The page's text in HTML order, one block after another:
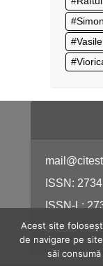
ISSN:
ISSN-L:
citeste-
Acest site
de navigare pe
săi